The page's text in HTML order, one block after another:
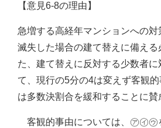
【意見6-8の理由】
急増する高経年マンションへの
滅失した場合の建て替えに備える
た、建て替えに反対する少数者
て、現行の5分の4は変えず客観
は多数決割合を緩和することに賛
客観的事由については、㋐㋑㋒